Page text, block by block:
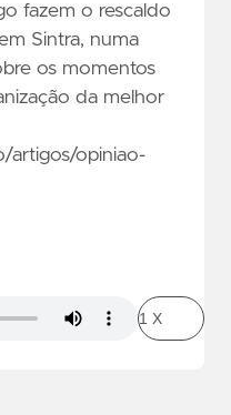
fazem o rescaldo
Sintra, numa
os momentos
da melhor
artigos/opiniao-